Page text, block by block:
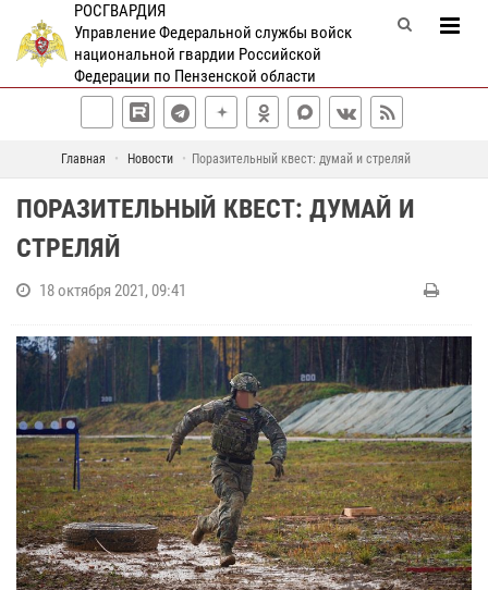
РОСГВАРДИЯ
Управление Федеральной службы войск
национальной гвардии Российской
Федерации по Пензенской области
Главная Новости Поразительный квест: думай и стреляй
ПОРАЗИТЕЛЬНЫЙ КВЕСТ: ДУМАЙ И
СТРЕЛЯЙ
18 октября 2021, 09:41